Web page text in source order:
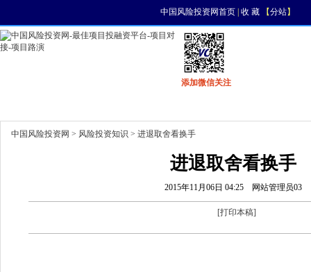
中国风险投资网首页| 收 藏【分站】
添加微信关注
中国风险投资网 > 风险投资知识 > 进退取舍看换手
进退取舍看换手
2015年11月06日 04:25 网站管理员03
[打印本稿]